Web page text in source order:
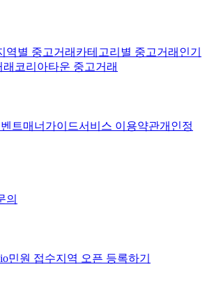
역별 중고거래 카테고리별 중고거래 인기
코리아타운 중고거래
트매너가이드서비스 이용약관개인정
의
민원 접수지역 오픈 등록하기